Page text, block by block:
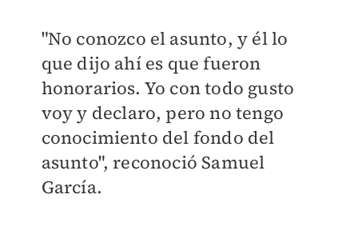
"No conozco el asunto, y él lo
que dijo ahí es que fueron
honorarios. Yo con todo gusto
voy y declaro, pero no tengo
conocimiento del fondo del
asunto", reconoció Samuel
García.